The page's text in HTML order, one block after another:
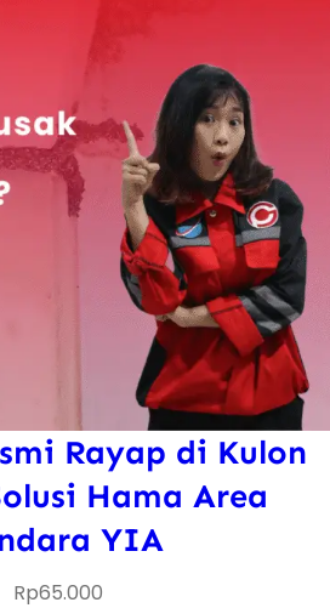
Rayap di Kulon
Hama Area
YIA
Rp65.000